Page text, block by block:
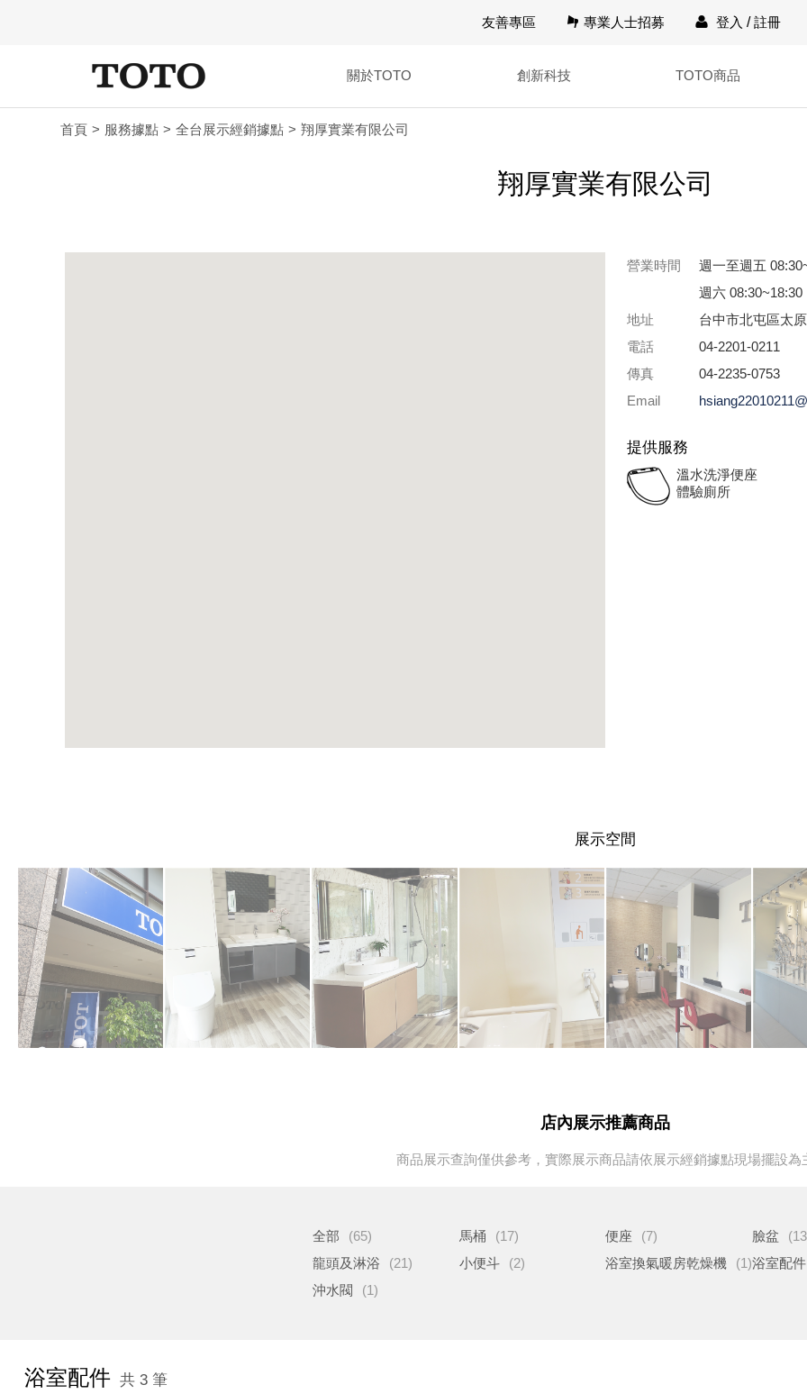
友善專區 專業人士招募 登入 /註冊
關於TOTO 創新科技 TOTO商品
首頁 服務據點 全台展示經銷據點 翔厚實業有限公司
翔厚實業有限公司
營業時間
週一至週五
週六 08:30~18:30
地址
台中市北屯區太
電話
04-2201-0211
傳真
04-2235-0753
Email
提供服務
溫水洗淨便座
體驗廁所
展示空間
店內展示推薦商品
商品展示查詢僅供參考，實際展示商品請依展示經銷據點現場擺設為
全部 (65) 馬桶 (17) 便座 (7) 臉盆
龍頭及淋浴
(21) 小便斗 (2) 浴室換氣暖房乾燥機 (1)浴室配件
沖水閥
(1)
浴室配件 共 3 筆